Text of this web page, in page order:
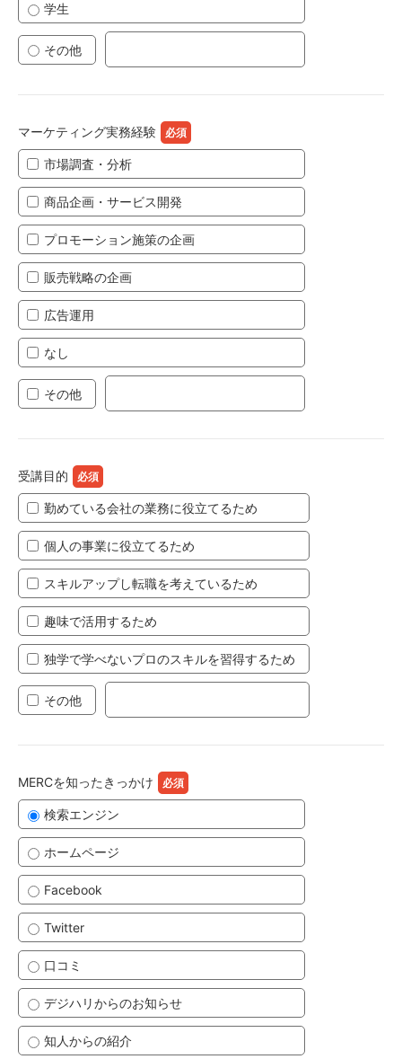
学生
その他
マーケティング実務経験
市場調査・分析
商品企画・サービス開発
プロモーション施策の企画
販売戦略の企画
広告運用
なし
その他
受講目的
勤めている会社の業務に役立てるため
個人の事業に役立てるため
スキルアップし転職を考えているため
趣味で活用するため
独学で学べないプロのスキルを習得するため
その他
MERCを知ったきっかけ
検索エンジン
ホームページ
Facebook
Twitter
口コミ
デジハリからのお知らせ
知人からの紹介